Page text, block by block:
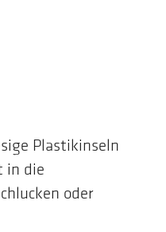
Plastikinseln
in die
oder